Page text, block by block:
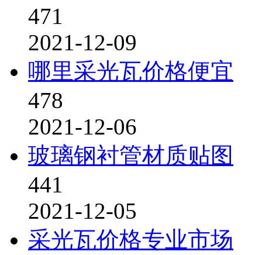
471
2021-12-09
哪里采光瓦价格便宜
478
2021-12-06
玻璃钢衬管材质贴图
441
2021-12-05
采光瓦价格专业市场